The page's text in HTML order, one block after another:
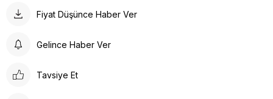
Fiyat Düşünce Haber Ver
Gelince Haber Ver
Tavsiye Et